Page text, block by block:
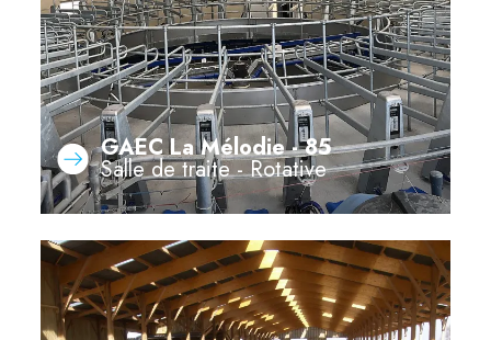
GAEC La Mélodie - 85
Salle de traite - Rotative